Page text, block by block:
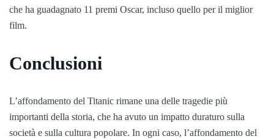
che ha guadagnato 11 premi Oscar, incluso quello per il miglior
film.
Conclusioni
L’affondamento del Titanic rimane una delle tragedie più
importanti della storia, che ha avuto un impatto duraturo sulla
società e sulla cultura popolare. In ogni caso, l’affondamento del